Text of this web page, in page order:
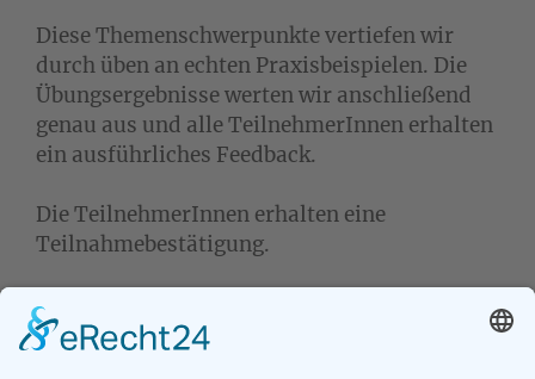
Diese Themenschwerpunkte vertiefen wir
durch üben an echten Praxisbeispielen. Die
Übungsergebnisse werten wir anschließend
genau aus und alle TeilnehmerInnen erhalten
ein ausführliches Feedback.
Die TeilnehmerInnen erhalten eine
Teilnahmebestätigung.
Nach Zusage/Anmeldung ist eine kostenfreie
Absage bis 10 Tage vor dem ersten